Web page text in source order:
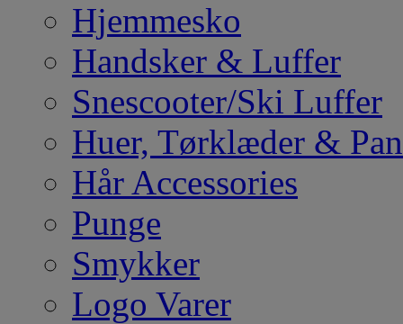
Hjemmesko
Handsker & Luffer
Snescooter/Ski Luffer
Huer, Tørklæder &
Hår Accessories
Punge
Smykker
Logo Varer